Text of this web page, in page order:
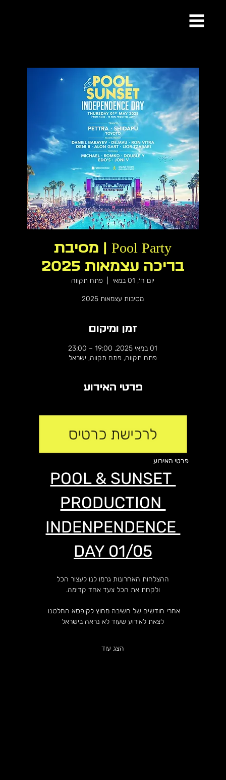
Pool Party | מסיבת
בריכה עצמאות 2025
יום ה׳, 01 במאי פתח תקווה
מסיבות עצמאות 2025
זמן ומיקום
01 במאי 2025, 19:00 – 23:00
פתח תקווה, פתח תקווה, ישראל
פרטי האירוע
פרטי האירוע
POOL & SUNSET
PRODUCTION
INDENPENDENCE
DAY 01/05
ההצלחות האחרונות גרמו לנו לעצור הכל
ולקחת את הכל צעד אחד קדימה.
אחרי חודשים של חשיבה מחוץ לקופסא החלטנו
לצאת לאירוע שעוד לא נראה בישראל
הצג עוד